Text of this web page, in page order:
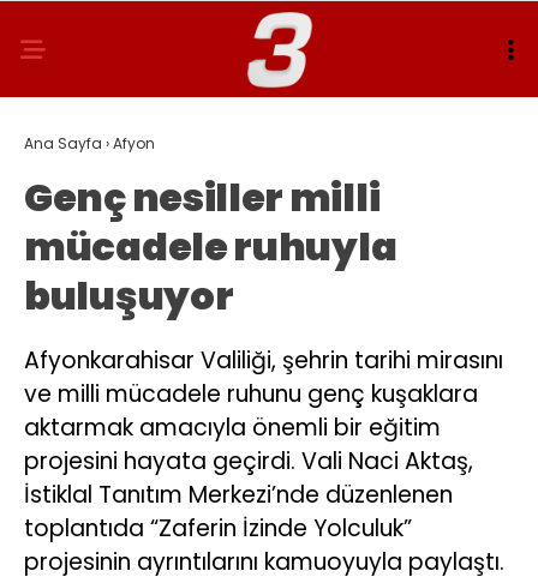
Ana Sayfa ›Afyon
Genç nesiller milli
mücadele ruhuyla
buluşuyor
Afyonkarahisar Valiliği, şehrin tarihi mirasını
ve milli mücadele ruhunu genç kuşaklara
aktarmak amacıyla önemli bir eğitim
projesini hayata geçirdi. Vali Naci Aktaş,
İstiklal Tanıtım Merkezi’nde düzenlenen
toplantıda “Zaferin İzinde Yolculuk”
projesinin ayrıntılarını kamuoyuyla paylaştı.